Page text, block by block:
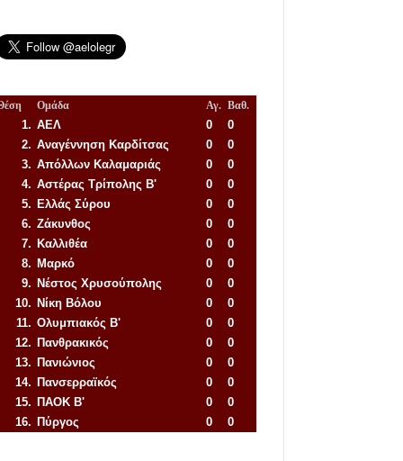
Ομάδα Αγ. Βαθ.
1. ΑΕΛ 0
0
2. Αναγέννηση Καρδίτσας 0
0
3. Απόλλων Καλαμαριάς 0
0
4. Αστέρας Τρίπολης Β' 0
0
5. Ελλάς Σύρου 0
0
6. Ζάκυνθος 0
0
7. Καλλιθέα 0
0
8. Μαρκό 0
0
9. Νέστος Χρυσούπολης 0
0
10. Νίκη Βόλου 0
0
11. Ολυμπιακός Β' 0
0
12. Πανθρακικός 0
0
13. Πανιώνιος 0
0
14. Πανσερραϊκός 0
0
15. ΠΑΟΚ Β' 0
0
16. Πύργος 0
0